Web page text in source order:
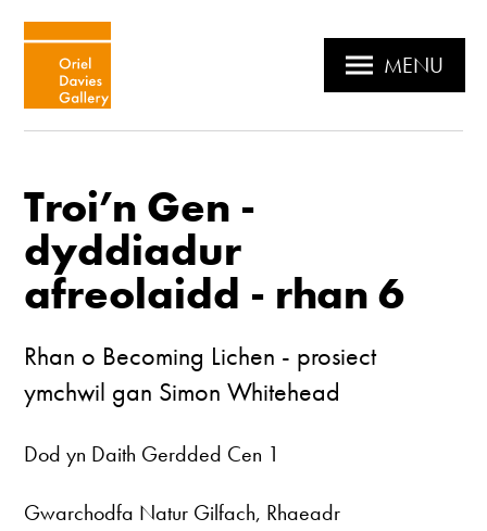
MENU
Troi’n Gen -
dyddiadur
afreolaidd - rhan 6
Rhan o Becoming Lichen - prosiect
ymchwil gan Simon Whitehead
Dod yn Daith Gerdded Cen 1
Gwarchodfa Natur Gilfach, Rhaeadr